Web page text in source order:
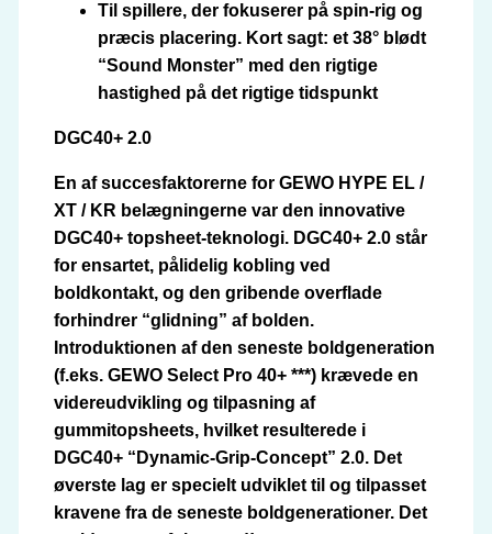
Til spillere, der fokuserer på spin-rig og
præcis placering. Kort sagt: et 38° blødt
“Sound Monster” med den rigtige
hastighed på det rigtige tidspunkt
DGC40+ 2.0
En af succesfaktorerne for GEWO HYPE EL /
XT / KR belægningerne var den innovative
DGC40+ topsheet-teknologi. DGC40+ 2.0 står
for ensartet, pålidelig kobling ved
boldkontakt, og den gribende overflade
forhindrer “glidning” af bolden.
Introduktionen af den seneste boldgeneration
(f.eks. GEWO Select Pro 40+ ***) krævede en
videreudvikling og tilpasning af
gummitopsheets, hvilket resulterede i
DGC40+ “Dynamic-Grip-Concept” 2.0. Det
øverste lag er specielt udviklet til og tilpasset
kravene fra de seneste boldgenerationer. Det